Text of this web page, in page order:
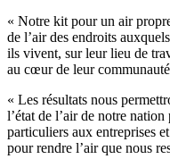
« Notre kit pour un air
de l’air des endroits
ils vivent, sur leur lieu de
au cœur de leur
« Les résultats nous
l’état de l’air de notre
particuliers aux entreprises
pour rendre l’air que nous